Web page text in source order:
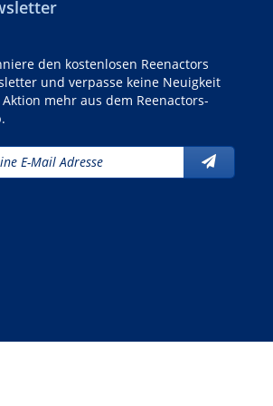
den kostenlosen Reenactors
und verpasse keine Neuigkeit
mehr aus dem Reenactors-